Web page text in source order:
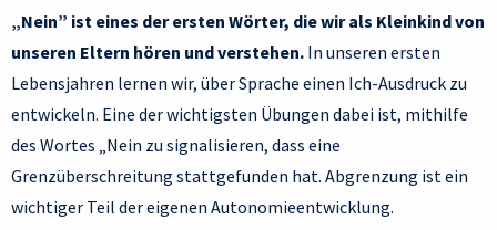
„Nein” ist eines der ersten Wörter, die wir als Kleinkind von
unseren Eltern hören und verstehen. In unseren ersten
Lebensjahren lernen wir, über Sprache einen Ich-Ausdruck zu
entwickeln. Eine der wichtigsten Übungen dabei ist, mithilfe
des Wortes „Nein zu signalisieren, dass eine
Grenzüberschreitung stattgefunden hat. Abgrenzung ist ein
wichtiger Teil der eigenen Autonomieentwicklung.